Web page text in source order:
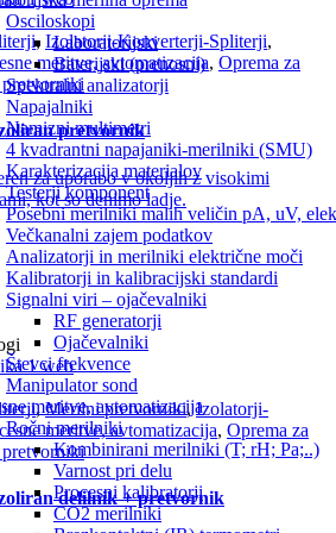
Osciloskopi
Laboratorijski
Baterijski (prenosni)
Spektralni analizatorji
Napajalniki
Namizni multimetri
4 kvadrantni napajaniki-merilniki (SMU)
Karakterizacija materialov
Testerji komponent
Posebni merilniki malih veličin pA, uV,
Večkanalni zajem podatkov
Analizatorji in merilniki električne moči
Kalibratorji in kalibracijski standardi
Signalni viri – ojačevalniki
RF generatorji
Ojačevalniki
Števci frekvence
Manipulator sond
meritve, avtomatizacija
Ročni merilniki
Kombinirani merilniki (T; rH; Pa;..)
Varnost pri delu
Procesni kalibratorji
CO2 merilniki
, Izolatorji-Konverterji-Spliterji,
meritve, avtomatizacija, Oprema za
pretvornik
za uporabo v okoljihz visokimi
kot so denimoladje.
,Merilni pretvorniki,Izolatorji-
meritve, avtomatizacija, Oprema za
delilnik + pretvornik